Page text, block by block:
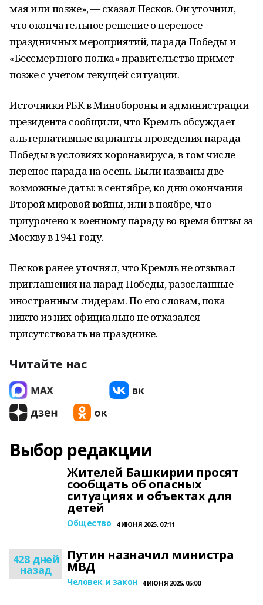
мая или позже», — сказал Песков. Он уточнил,
что окончательное решение о переносе
праздничных мероприятий, парада Победы и
«Бессмертного полка» правительство примет
позже с учетом текущей ситуации.
Источники РБК в Минобороны и администрации
президента сообщили, что Кремль обсуждает
альтернативные варианты проведения парада
Победы в условиях коронавируса, в том числе
перенос парада на осень. Были названы две
возможные даты: в сентябре, ко дню окончания
Второй мировой войны, или в ноябре, что
приурочено к военному параду во время битвы за
Москву в 1941 году.
Песков ранее уточнял, что Кремль не отзывал
приглашения на парад Победы, разосланные
иностранным лидерам. По его словам, пока
никто из них официально не отказался
присутствовать на празднике.
Читайте нас
Выбор редакции
Жителей Башкирии просят
сообщать об опасных
ситуациях и объектах для
детей
Общество 4 ИЮНЯ 2025, 07:11
428 дней
назад
Путин назначил министра
МВД
Человек и закон 4 ИЮНЯ 2025, 05:00